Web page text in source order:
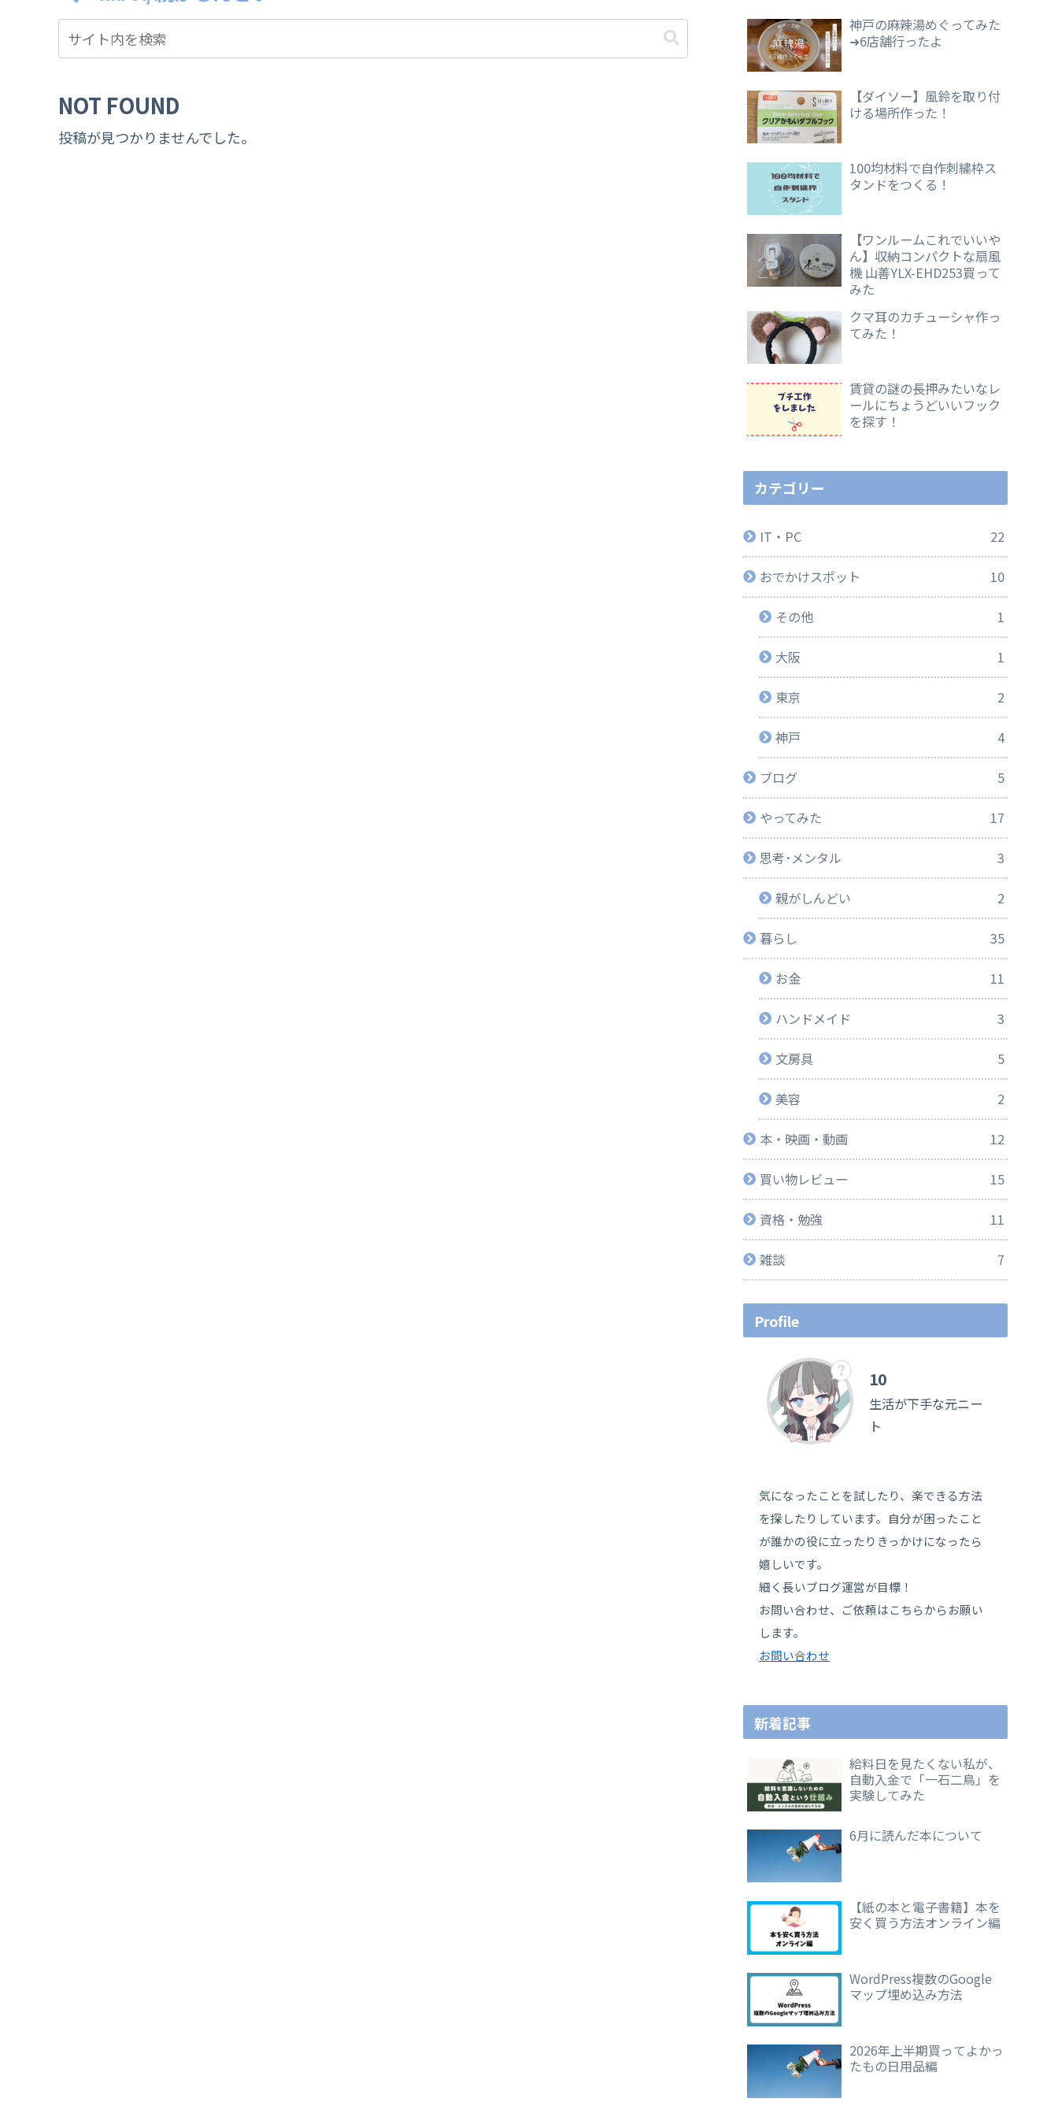
NOT FOUND
投稿が見つかりませんでした。
神戸の麻辣湯めぐってみた
➜6店舗行ったよ
【ダイソー】風鈴を取り付
ける場所作った！
100均材料で自作刺繍枠ス
タンドをつくる！
【ワンルームこれでいいや
ん】収納コンパクトな扇風
機 山善YLX-EHD253買って
みた
クマ耳のカチューシャ作っ
てみた！
賃貸の謎の長押みたいなレ
ールにちょうどいいフック
を探す！
カテゴリー
IT・PC 22
おでかけスポット 10
その他 1
大阪 1
東京 2
神戸 4
ブログ 5
やってみた 17
思考･メンタル 3
親がしんどい 2
暮らし 35
お金 11
ハンドメイド 3
文房具 5
美容 2
本・映画・動画 12
買い物レビュー 15
資格・勉強 11
雑談 7
Profile
10
生活が下手な元ニー
ト
気になったことを試したり、楽できる方法
を探したりしています。自分が困ったこと
が誰かの役に立ったりきっかけになったら
嬉しいです。
細く長いブログ運営が目標！
お問い合わせ、ご依頼はこちらからお願い
します。
お問い合わせ
新着記事
給料日を見たくない私が、
自動入金で「一石二鳥」を
実験してみた
6月に読んだ本について
【紙の本と電子書籍】本を
安く買う方法オンライン編
WordPress複数のGoogle
マップ埋め込み方法
2026年上半期買ってよかっ
たもの日用品編